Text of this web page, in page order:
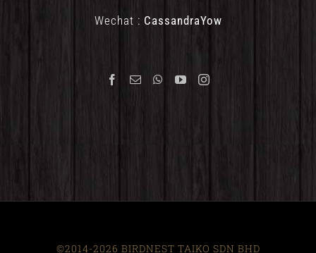
Wechat : CassandraYow
©2014-2026 BIRDNEST TAIKO SDN BHD